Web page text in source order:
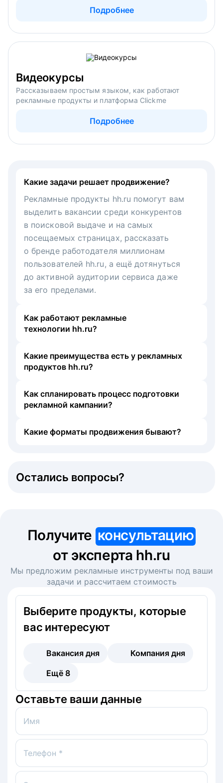
Подробнее
Видеокурсы
Рассказываем простым языком, как работают
рекламные продукты и платформа Clickme
Подробнее
Какие задачи решает продвижение?
Рекламные продукты hh.ru помогут вам
выделить вакансии среди конкурентов
в поисковой выдаче и на самых
посещаемых страницах, рассказать
о бренде работодателя миллионам
пользователей hh.ru, а ещё дотянуться
до активной аудитории сервиса даже
за его пределами.
Как работают рекламные
технологии hh.ru?
Какие преимущества есть у рекламных
продуктов hh.ru?
Как спланировать процесс подготовки
рекламной кампании?
Какие форматы продвижения бывают?
Остались вопросы?
Получите консультацию
от эксперта hh.ru
Мы предложим рекламные инструменты под ваши
задачи и рассчитаем стоимость
Выберите продукты, которые
вас интересуют
Вакансия дня
Компания дня
Ещё 8
Оставьте ваши данные
Имя
Телефон *